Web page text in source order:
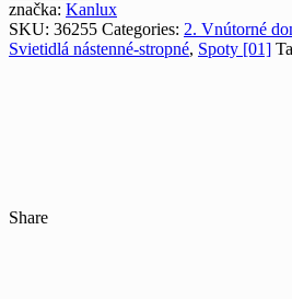
značka: Kanlux
SKU: 36255 Categories: 2. Vnútorné
Svietidlá nástenné-stropné, Spoty [01]
Share